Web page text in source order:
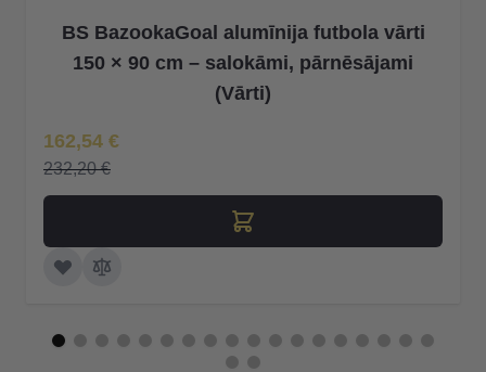
BS BazookaGoal alumīnija futbola vārti
150 × 90 cm – salokāmi, pārnēsājami
(Vārti)
Īpaša Cena
162,54 €
232,20 €